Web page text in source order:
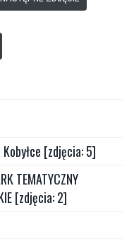
[zdjęcia: 5]
TEMATYCZNY
[zdjęcia: 2]